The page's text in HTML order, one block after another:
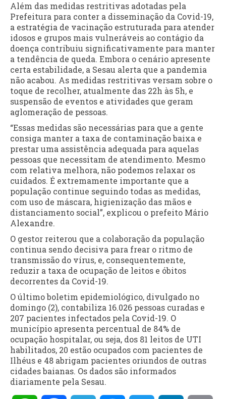
Além das medidas restritivas adotadas pela
Prefeitura para conter a disseminação da Covid-19,
a estratégia de vacinação estruturada para atender
idosos e grupos mais vulneráveis ao contágio da
doença contribuiu significativamente para manter
a tendência de queda. Embora o cenário apresente
certa estabilidade, a Sesau alerta que a pandemia
não acabou. As medidas restritivas versam sobre o
toque de recolher, atualmente das 22h às 5h, e
suspensão de eventos e atividades que geram
aglomeração de pessoas.
“Essas medidas são necessárias para que a gente
consiga manter a taxa de contaminação baixa e
prestar uma assistência adequada para aquelas
pessoas que necessitam de atendimento. Mesmo
com relativa melhora, não podemos relaxar os
cuidados. É extremamente importante que a
população continue seguindo todas as medidas,
com uso de máscara, higienização das mãos e
distanciamento social”, explicou o prefeito Mário
Alexandre.
O gestor reiterou que a colaboração da população
continua sendo decisiva para frear o ritmo de
transmissão do vírus, e, consequentemente,
reduzir a taxa de ocupação de leitos e óbitos
decorrentes da Covid-19.
O último boletim epidemiológico, divulgado no
domingo (2), contabiliza 16.026 pessoas curadas e
207 pacientes infectados pela Covid-19. O
município apresenta percentual de 84% de
ocupação hospitalar, ou seja, dos 81 leitos de UTI
habilitados, 20 estão ocupados com pacientes de
Ilhéus e 48 abrigam pacientes oriundos de outras
cidades baianas. Os dados são informados
diariamente pela Sesau.